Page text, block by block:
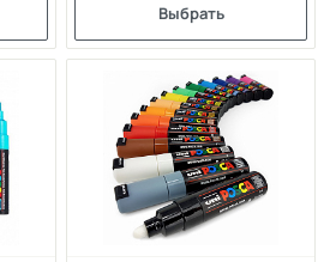
Выбрать